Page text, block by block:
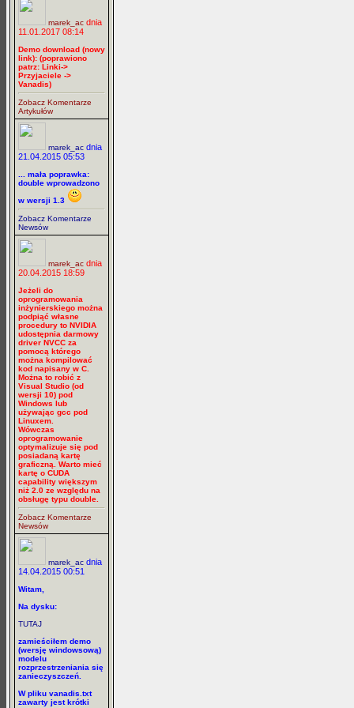
marek_ac dnia
11.01.2017 08:14
Demo download (nowy
link): (poprawiono
patrz: Linki->
Przyjaciele ->
Vanadis)
Zobacz Komentarze
Artykułów
marek_ac dnia
21.04.2015 05:53
... mała poprawka:
double wprowadzono
w wersji 1.3
Zobacz Komentarze
Newsów
marek_ac dnia
20.04.2015 18:59
Jeżeli do
oprogramowania
inżynierskiego można
podpiąć własne
procedury to NVIDIA
udostępnia darmowy
driver NVCC za
pomocą którego
można kompilować
kod napisany w C.
Można to robić z
Visual Studio (od
wersji 10) pod
Windows lub
używając gcc pod
Linuxem.
Wówczas
oprogramowanie
optymalizuje się pod
posiadaną kartę
graficzną. Warto mieć
kartę o CUDA
capability większym
niż 2.0 ze względu na
obsługę typu double.
Zobacz Komentarze
Newsów
marek_ac dnia
14.04.2015 00:51
Witam,
Na dysku:
TUTAJ
zamieściłem demo
(wersję windowsową)
modelu
rozprzestrzeniania się
zanieczyszczeń.
W pliku vanadis.txt
zawarty jest krótki